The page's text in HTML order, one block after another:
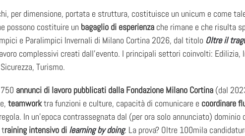
per dimensione, portata e struttura, costituisce un unicum e come
possono costituire un bagaglio di esperienza che rimane e che risulta
e Paralimpici Invernali di Milano Cortina 2026, dal titolo Oltre il
complessivi creati dall’evento. I principali settori coinvolti:
Turismo.
annunci di lavoro pubblicati dalla Fondazione Milano Cortina (dal
teamworktra funzioni e culture, capacità di comunicare e coordinare
In un’epoca contrassegnata dal (per ora solo annunciato)
training intensivo di learning by doing. La prova? Oltre 100mila